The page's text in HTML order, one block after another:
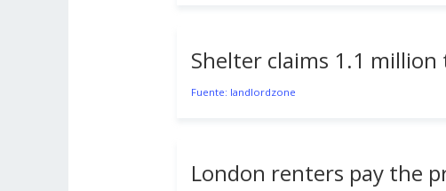
Shelter claims 1.1
Fuente: landlordzone
London renters pay the